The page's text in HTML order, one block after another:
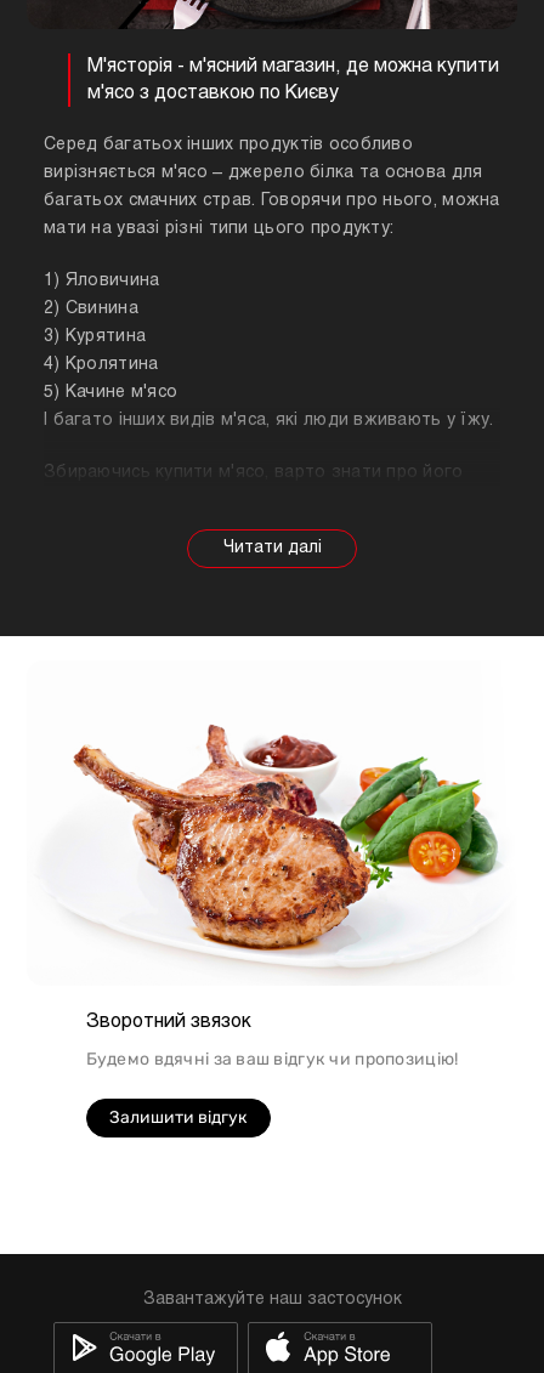
М'ясторія - м'ясний магазин, де можна купити
м'ясо з доставкою по Києву
Серед багатьох інших продуктів особливо
вирізняється м'ясо – джерело білка та основа для
багатьох смачних страв. Говорячи про нього, можна
мати на увазі різні типи цього продукту:
1) Яловичина
2) Свинина
3) Курятина
4) Кролятина
5) Качине м'ясо
І багато інших видів м'яса, які люди вживають у їжу.
Збираючись купити м'ясо, варто знати про його
залежності від тварини властивості продукту
будуть змінюватися, так само як рекомендації
підійде для людей, які сидять на дієті.
Зворотний звязок
Будемо вдячні за ваш відгук чи пропозицію!
Залишити відгук
Завантажуйте наш застосунок